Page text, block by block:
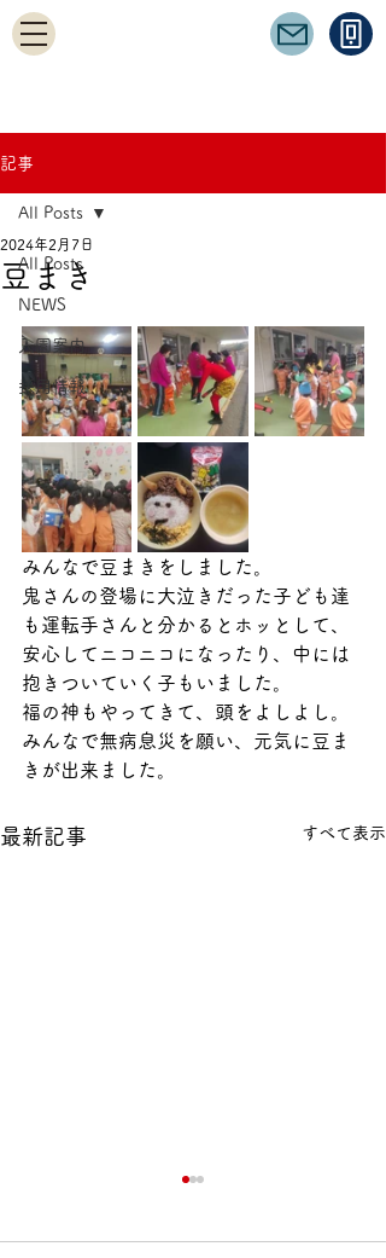
記事
All Posts
NEWS
入園案内
採用情報
All Posts
豆まき
2024年2月7日
みんなで豆まきをしました。
鬼さんの登場に大泣きだった子ども達
も運転手さんと分かるとホッとして、
安心してニコニコになったり、中には
抱きついていく子もいました。
福の神もやってきて、頭をよしよし。
みんなで無病息災を願い、元気に豆ま
きが出来ました。
最新記事 すべて表示